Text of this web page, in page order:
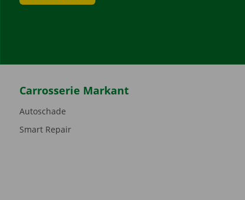
Carrosserie Markant
Autoschade
Smart Repair